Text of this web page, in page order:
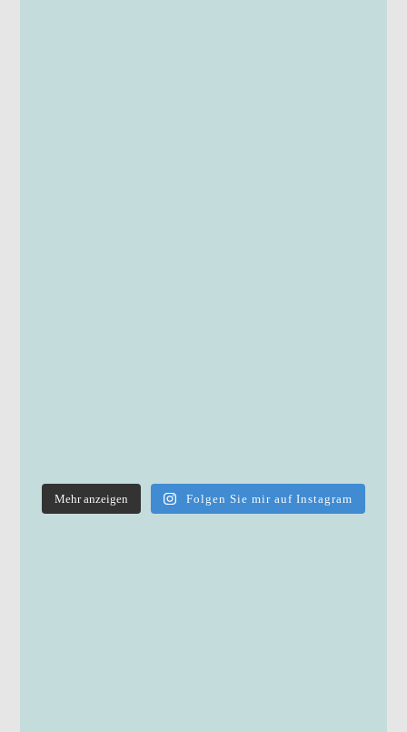
Mehr anzeigen Folgen Sie mir auf Instagram